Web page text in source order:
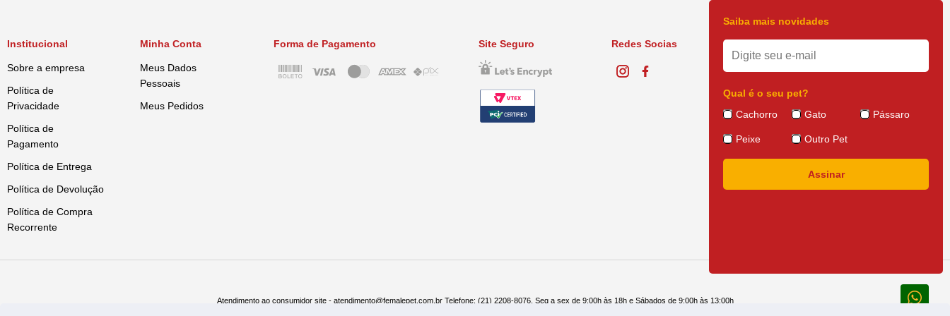
Institucional
Sobre a empresa
Política de
Privacidade
Política de
Pagamento
Política de Entrega
Política de Devolução
Política de Compra
Recorrente
Minha Conta
Meus Dados
Pessoais
Meus Pedidos
Forma de Pagamento Site Seguro Redes Socias
Saiba mais novidades
Qual é o seu pet?
Cachorro
Gato Pássaro
Peixe Outro Pet
Atendimento ao consumidor site - atendimento@femalepet.com.br Telefone: (21) 2208-8076. Seg a sex de 9:00h às 18h e Sábados de 9:00h às 13:00h